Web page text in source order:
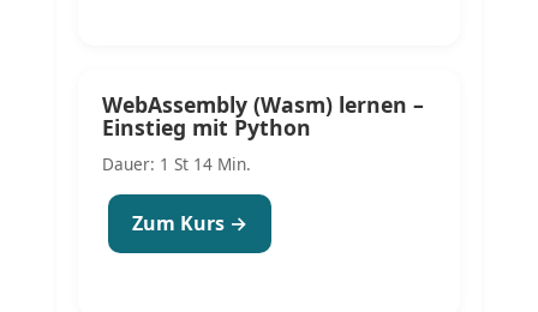
WebAssembly (Wasm) lernen –
Einstieg mit Python
Dauer: 1 St 14 Min.
Zum Kurs →